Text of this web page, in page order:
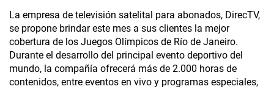
La empresa de televisión satelital para abonados, DirecTV,
se propone brindar este mes a sus clientes la mejor
cobertura de los Juegos Olímpicos de Río de Janeiro.
Durante el desarrollo del principal evento deportivo del
mundo, la compañía ofrecerá más de 2.000 horas de
contenidos, entre eventos en vivo y programas especiales,